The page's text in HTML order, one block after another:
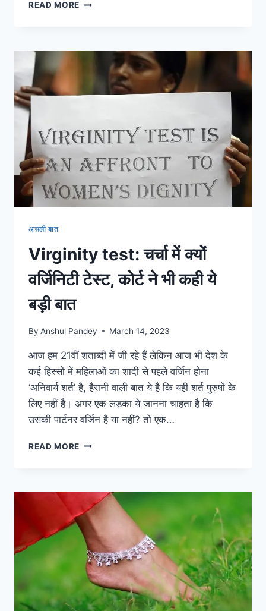
READ MORE इस
करना
होगी
धन
वर्षा
असली बात
Virginity test: चर्चा में क्यों
वर्जिनिटी टेस्ट, कोर्ट ने भी कही ये
बड़ी बात
By Anshul Pandey March 14, 2023
आज हम 21वीं शताब्दी में जी रहे हैं लेकिन आज भी देश के
कई हिस्सों में महिलाओं का शादी से पहले वर्जिन होना
‘अनिवार्य शर्त’ है, हैरानी वाली बात ये है कि यही शर्त पुरुषों के
लिए नहीं है। अगर एक लड़का ये जानना चाहता है कि
उसकी पार्टनर वर्जिन है या नहीं? तो एक…
READ MORE VIRGINITY
क्यों
वर्जिनिटी
टेस्ट,
कोर्ट
कही
बड़ी
बात